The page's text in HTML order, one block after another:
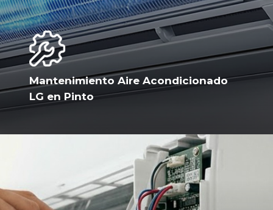
Mantenimiento Aire Acondicionado
LG en Pinto